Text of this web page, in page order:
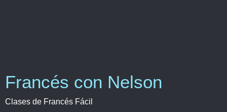
Francés con Nelson
Clases de Francés Fácil